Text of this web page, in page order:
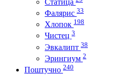
Фалярис 33
Хлопок 198
Чистец 3
Эвкалипт 38
Эрингиум 2
Поштучно 240